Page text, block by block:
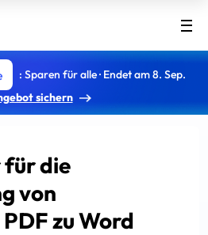
: Sparen für alle · Endet am 8. Sep.
sichern
die
von
zu Word